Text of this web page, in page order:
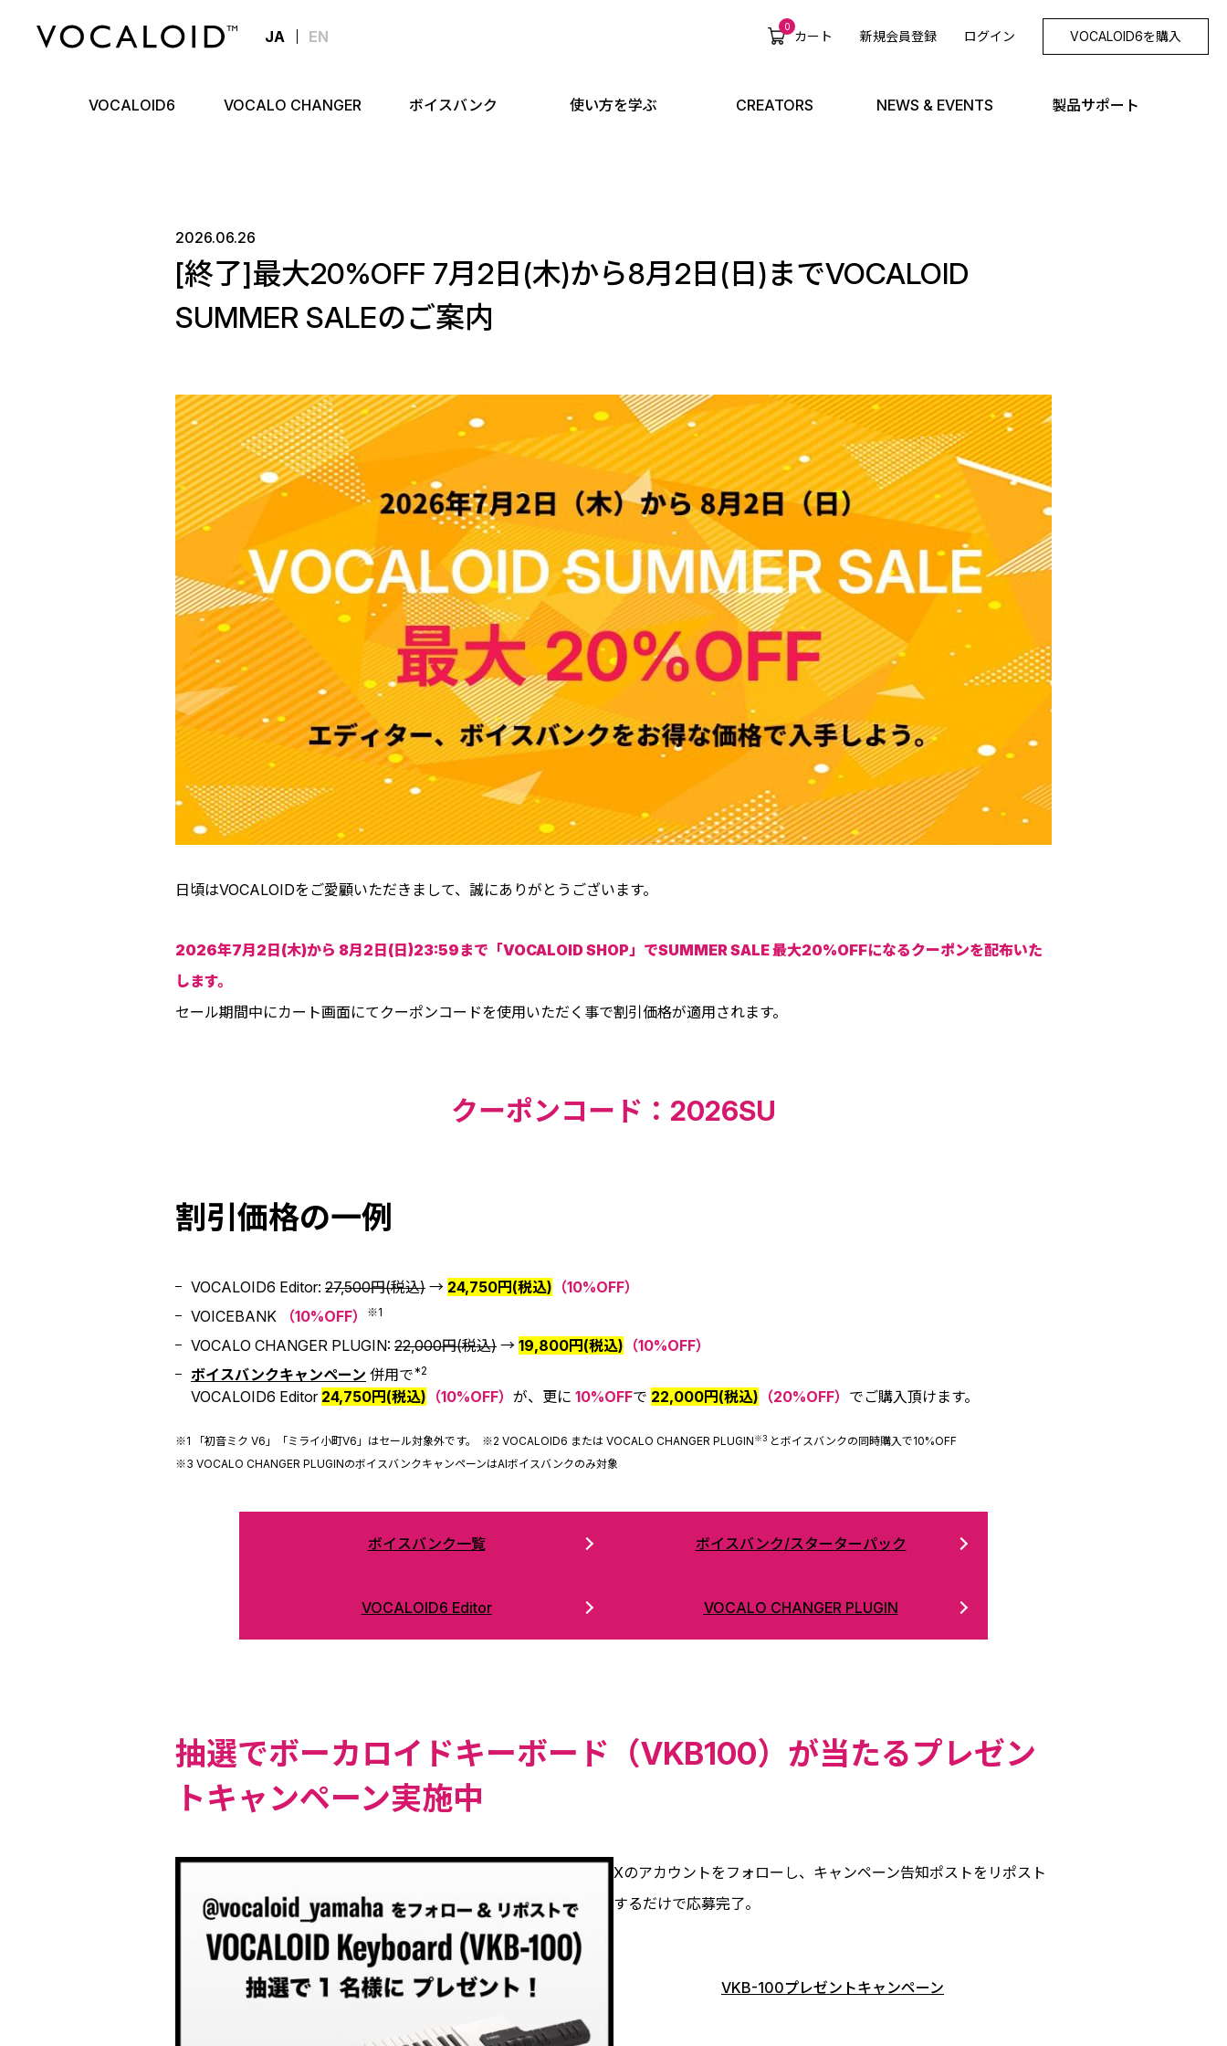
JA EN
0
カート 新規会員登録 ログイン VOCALOID6を購入
VOCALOID6 VOCALO CHANGER ボイスバンク 使い方を学ぶ CREATORS NEWS & EVENTS 製品サポート
2026.06.26
[終了]最大20%OFF 7月2日(木)から8月2日(日)までVOCALOID
SUMMER SALEのご案内
日頃はVOCALOIDをご愛顧いただきまして、誠にありがとうございます。
2026年7月2日(木)から 8月2日(日)23:59まで「VOCALOID SHOP」でSUMMER SALE 最大20%OFFになるクーポンを配布いた
します。
セール期間中にカート画面にてクーポンコードを使用いただく事で割引価格が適用されます。
クーポンコード：2026SU
割引価格の一例
VOCALOID6 Editor: 27,500円(税込) → 24,750円(税込) （10%OFF）
VOICEBANK
（10%OFF） ※1
VOCALO CHANGER PLUGIN: 22,000円(税込) → 19,800円(税込) （10%OFF）
ボイスバンクキャンペーン 併用で*2
VOCALOID6 Editor 24,750円(税込) （10%OFF） が、更に 10%OFFで 22,000円(税込) （20%OFF） でご購入頂けます。
※1 「初音ミク V6」「ミライ小町V6」はセール対象外です。 ※2 VOCALOID6 または VOCALO CHANGER PLUGIN※3 とボイスバンクの同時購入で10%OFF
※3 VOCALO CHANGER PLUGINのボイスバンクキャンペーンはAIボイスバンクのみ対象
ボイスバンク一覧 ボイスバンク/スターターパック
VOCALOID6 Editor VOCALO CHANGER PLUGIN
抽選でボーカロイドキーボード（VKB100）が当たるプレゼン
トキャンペーン実施中
Xのアカウントをフォローし、キャンペーン告知ポストをリポスト
するだけで応募完了。
VKB-100プレゼントキャンペーン